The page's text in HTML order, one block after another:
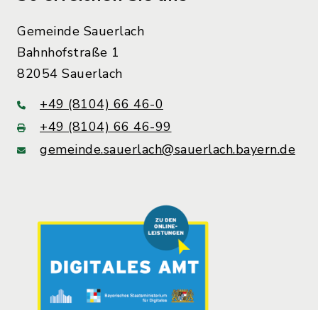
Gemeinde Sauerlach
Bahnhofstraße 1
82054 Sauerlach
+49 (8104) 66 46-0
+49 (8104) 66 46-99
gemeinde.sauerlach@sauerlach.bayern.de